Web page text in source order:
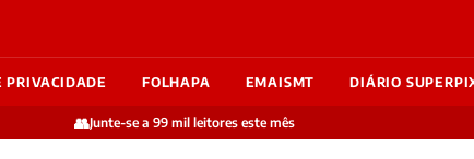
PRIVACIDADE FOLHAPA EMAISMT DIÁRIO
👥Junte-se a 99 mil leitores este mês